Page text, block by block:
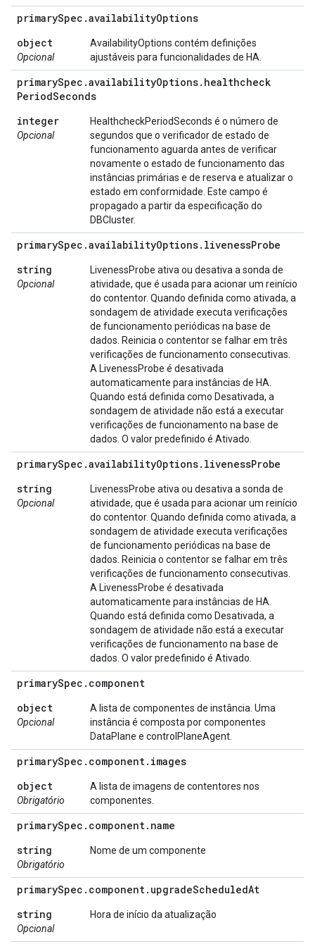
primarySpec .availabilityOptions
object
Opcional
AvailabilityOptions contém definições
ajustáveis para funcionalidades de HA.
primarySpec .availabilityOptions. healthcheck
PeriodSeconds
integer
Opcional
HealthcheckPeriodSeconds é o número de
segundos que o verificador de estado de
funcionamento aguarda antes de verificar
novamente o estado de funcionamento das
instâncias primárias e de reserva e atualizar o
estado em conformidade. Este campo é
propagado a partir da especificação do
DBCluster.
primarySpec .availabilityOptions. livenessProbe
string
Opcional
LivenessProbe ativa ou desativa a sonda de
atividade, que é usada para acionar um reinício
do contentor. Quando definida como ativada, a
sondagem de atividade executa verificações
de funcionamento periódicas na base de
dados. Reinicia o contentor se falhar em três
verificações de funcionamento consecutivas.
A LivenessProbe é desativada
automaticamente para instâncias de HA.
Quando está definida como Desativada, a
sondagem de atividade não está a executar
verificações de funcionamento na base de
dados. O valor predefinido é Ativado.
primarySpec .availabilityOptions. livenessProbe
string
Opcional
LivenessProbe ativa ou desativa a sonda de
atividade, que é usada para acionar um reinício
do contentor. Quando definida como ativada, a
sondagem de atividade executa verificações
de funcionamento periódicas na base de
dados. Reinicia o contentor se falhar em três
verificações de funcionamento consecutivas.
A LivenessProbe é desativada
automaticamente para instâncias de HA.
Quando está definida como Desativada, a
sondagem de atividade não está a executar
verificações de funcionamento na base de
dados. O valor predefinido é Ativado.
primarySpec . component
object
Opcional
A lista de componentes de instância. Uma
instância é composta por componentes
DataPlane e controlPlaneAgent.
primarySpec . component. images
object
Obrigatório
A lista de imagens de contentores nos
componentes.
primarySpec . component. name
string
Obrigatório
Nome de um componente
primarySpec . component. upgradeScheduledAt
string
Opcional
Hora de início da atualização